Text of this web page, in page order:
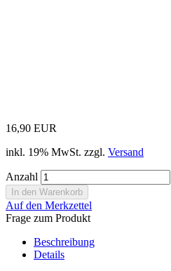
16,90 EUR
inkl. 19% MwSt. zzgl. Versand
Anzahl
Auf den Merkzettel
Frage zum Produkt
Beschreibung
Details